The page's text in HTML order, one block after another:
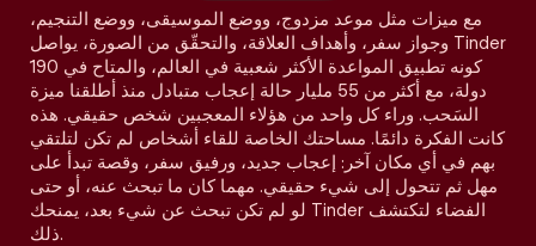
مع ميزات مثل موعد مزدوج، ووضع الموسيقى، ووضع التنجيم،
وجواز سفر، وأهداف العلاقة، والتحقّق من الصورة، يواصل Tinder
كونه تطبيق المواعدة الأكثر شعبية في العالم، والمتاح في 190
دولة، مع أكثر من 55 مليار حالة إعجاب متبادل منذ أطلقنا ميزة
السَحب. وراء كل واحد من هؤلاء المعجبين شخص حقيقي. هذه
كانت الفكرة دائمًا. مساحتك الخاصة للقاء أشخاص لم تكن لتلتقي
بهم في أي مكان آخر: إعجاب جديد، ورفيق سفر، وقصة تبدأ على
مهل ثم تتحول إلى شيء حقيقي. مهما كان ما تبحث عنه، أو حتى
لو لم تكن تبحث عن شيء بعد، يمنحك Tinder الفضاء لتكتشف
ذلك.